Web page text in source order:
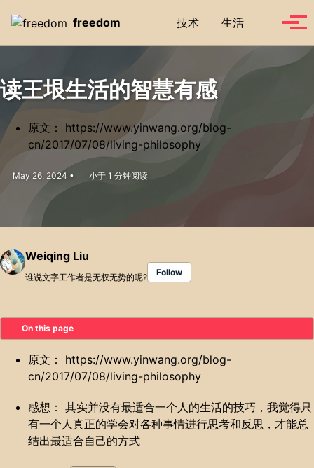
freedom
技术 生活 Toggle
读王垠生活的智慧有感
原文： https://www.yinwang.org/blog-
cn/2017/07/08/living-philosophy
May 26, 2024 小于 1 分钟阅读
Weiqing Liu
谁说文字工作者是无权无势的呢? Follow
On this page
原文： https://www.yinwang.org/blog-
cn/2017/07/08/living-philosophy
感想： 其实并没有最适合一个人的生活的技巧，我觉得只
有一个人真正的学会对各种事情进行思考和反思，才能总
结出最适合自己的方式